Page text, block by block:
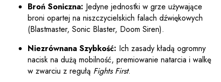
Broń Soniczna: Jedyne jednostki w grze używające
broni opartej na niszczycielskich falach dźwiękowych
(Blastmaster, Sonic Blaster, Doom Siren).
Niezrównana Szybkość: Ich zasady kładą ogromny
nacisk na dużą mobilność, premiowanie natarcia i walkę
w zwarciu z regułą Fights First.